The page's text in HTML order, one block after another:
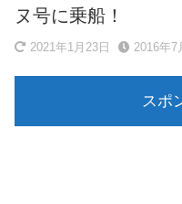
ヌ号に乗船！
2021年1月23日 2016年7
スポ